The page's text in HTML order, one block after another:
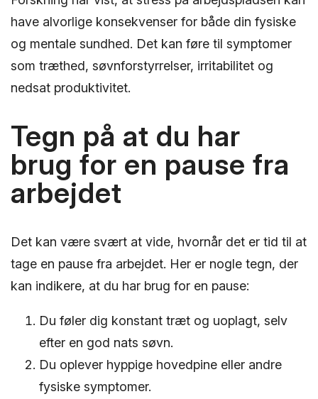
have alvorlige konsekvenser for både din fysiske
og mentale sundhed. Det kan føre til symptomer
som træthed, søvnforstyrrelser, irritabilitet og
nedsat produktivitet.
Tegn på at du har
brug for en pause fra
arbejdet
Det kan være svært at vide, hvornår det er tid til at
tage en pause fra arbejdet. Her er nogle tegn, der
kan indikere, at du har brug for en pause:
Du føler dig konstant træt og uoplagt, selv
efter en god nats søvn.
Du oplever hyppige hovedpine eller andre
fysiske symptomer.